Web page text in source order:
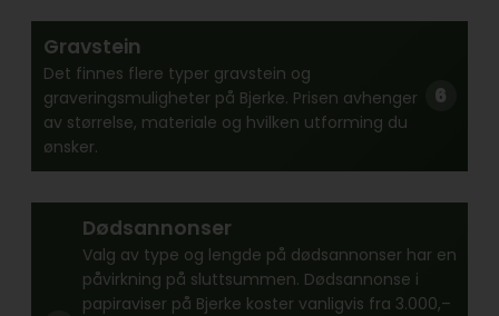
Gravstein
Det finnes flere typer gravstein og
graveringsmuligheter på Bjerke. Prisen avhenger
av størrelse, materiale og hvilken utforming du
ønsker.
Dødsannonser
Valg av type og lengde på dødsannonser har en
påvirkning på sluttsummen. Dødsannonse i
papiraviser på Bjerke koster vanligvis fra 3.000,–